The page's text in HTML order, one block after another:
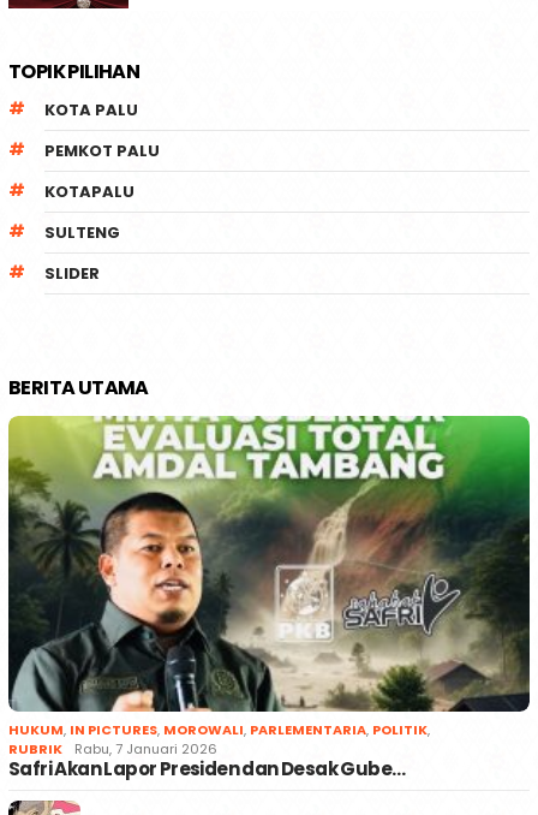
TOPIK PILIHAN
KOTA PALU
PEMKOT PALU
KOTAPALU
SULTENG
SLIDER
BERITA UTAMA
HUKUM, IN PICTURES, MOROWALI, PARLEMENTARIA, POLITIK,
RUBRIK
Rabu, 7 Januari 2026
Safri Akan Lapor Presiden dan Desak Gube…